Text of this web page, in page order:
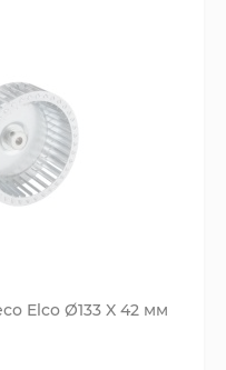
Elco Ø133 X 42 мм